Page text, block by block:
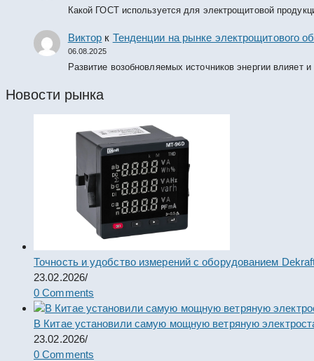
Какой ГОСТ используется для электрощитовой
Виктор к Тенденции на рынке электрощитового
06.08.2025
Развитие возобновляемых источников энергии влияет
Новости рынка
Точность и удобство измерений с оборудованием
23.02.2026/
0 Comments
В Китае установили самую мощную ветряную
23.02.2026/
0 Comments